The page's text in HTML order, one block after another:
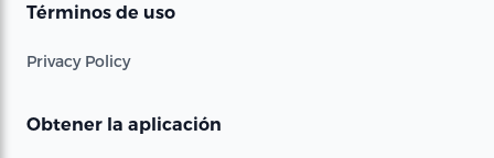
Términos de uso
Privacy Policy
Obtener la aplicación